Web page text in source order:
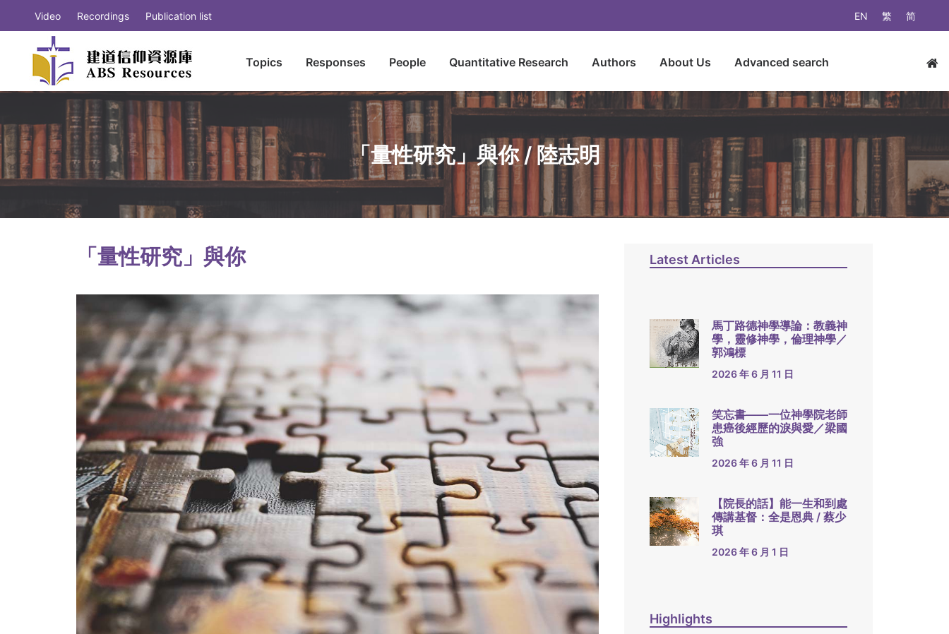
EN 繁 简
Video Recordings Publication list
Topics Responses People Quantitative Research Authors About Us Advanced search
「量性研究」與你 / 陸志明
「量性研究」與你 Latest Articles
馬丁路德神學導論：教義神
學，靈修神學，倫理神學／
郭鴻標
2026 年 6 月 11 日
笑忘書——一位神學院老師
患癌後經歷的淚與愛／梁國
強
2026 年 6 月 11 日
【院長的話】能一生和到處
傳講基督：全是恩典 / 蔡少
琪
2026 年 6 月 1 日
Highlights